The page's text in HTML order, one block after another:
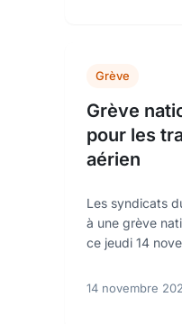
Grève
Grève
pour les
aérien
Les syndicats
à une grève
ce jeudi 14
14 novembre